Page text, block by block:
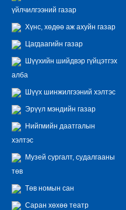
үйлчилгээний газар
Хүнс, хөдөө аж ахуйн газар
Цагдаагийн газар
Шүүхийн шийдвэр гүйцэтгэх
алба
Шүүх шинжилгээний хэлтэс
Эрүүл мэндийн газар
Нийгмийн даатгалын
хэлтэс
Музей сургалт, судалгааны
төв
Төв номын сан
Саран хөхөө театр